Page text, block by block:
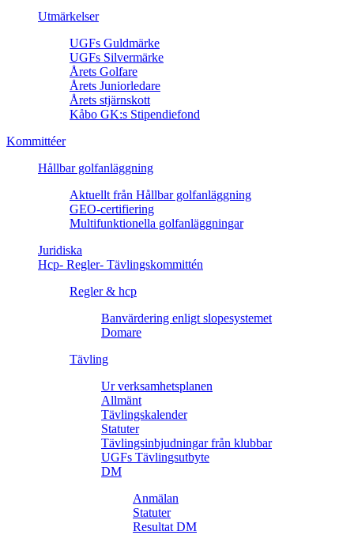
Utmärkelser
UGFs Guldmärke
UGFs Silvermärke
Årets Golfare
Årets Juniorledare
Årets stjärnskott
Kåbo GK:s Stipendiefond
Kommittéer
Hållbar golfanläggning
Aktuellt från Hållbar golfanläggning
GEO-certifiering
Multifunktionella golfanläggningar
Juridiska
Hcp- Regler- Tävlingskommittén
Regler & hcp
Banvärdering enligt slopesystemet
Domare
Tävling
Ur verksamhetsplanen
Allmänt
Tävlingskalender
Statuter
Tävlingsinbjudningar från klubbar
UGFs Tävlingsutbyte
DM
Anmälan
Statuter
Resultat DM